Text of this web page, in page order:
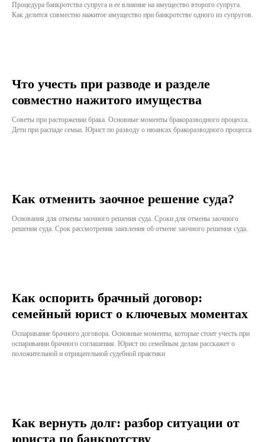
Процедура банкротства супруга и ее влияние на имущество второго супруга.
Как делится совместно нажитое имущество при банкротстве одного из супругов.
Что учесть при разводе и разделе
совместно нажитого имущества
Советы при расторжении брака. Основные моменты бракоразводного процесса.
Дети при распаде семьи. Юрист по разводу о нюансах бракоразводного процесса
Как отменить заочное решение суда?
Основания для отмены заочного решения суда. Сроки для отмены заочного
решения суда. Срок рассмотрения заявления об отмене заочного решения суда.
Как оспорить брачный договор:
семейный юрист о ключевых моментах
Оспаривание брачного договора. Основные моменты, которые стоит учесть при
оспаривании брачного соглашения. Юрист по семейным делам расскажет о
положительной и отрицательной судебной практики
Как вернуть долг: разбор ситуации от
юриста по банкротству